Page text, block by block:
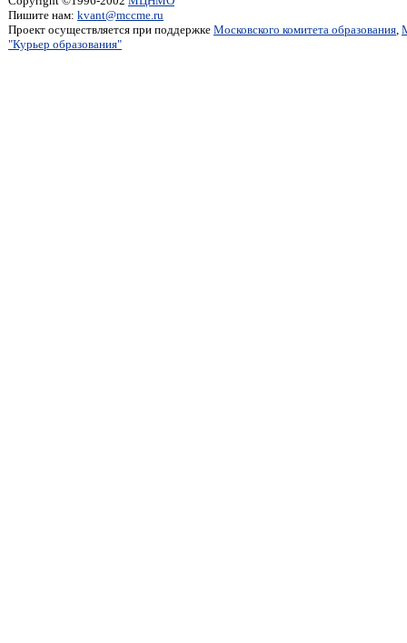
Пишите нам: kvant@mccme.ru
Проект осуществляется при поддержке Московского комитета образования,
"Курьер образования"